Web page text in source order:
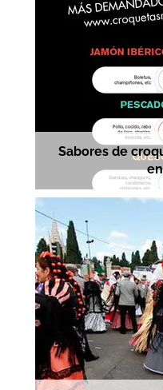
Sabores de